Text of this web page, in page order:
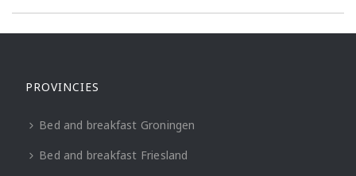
PROVINCIES
Bed and breakfast Groningen
Bed and breakfast Friesland